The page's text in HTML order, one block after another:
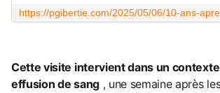
Cette visite intervient dans un
effusion de sang , une semaine après